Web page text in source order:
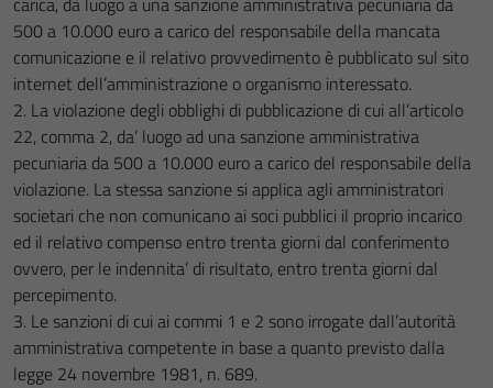
500 a 10.000 euro a carico del responsabile della mancata
comunicazione e il relativo provvedimento è pubblicato sul sito
internet dell’amministrazione o organismo interessato.
2. La violazione degli obblighi di pubblicazione di cui all’articolo
22, comma 2, da’ luogo ad una sanzione amministrativa
pecuniaria da 500 a 10.000 euro a carico del responsabile della
violazione. La stessa sanzione si applica agli amministratori
societari che non comunicano ai soci pubblici il proprio incarico
ed il relativo compenso entro trenta giorni dal conferimento
ovvero, per le indennita’ di risultato, entro trenta giorni dal
percepimento.
3. Le sanzioni di cui ai commi 1 e 2 sono irrogate dall’autorità
amministrativa competente in base a quanto previsto dalla
legge 24 novembre 1981, n. 689.